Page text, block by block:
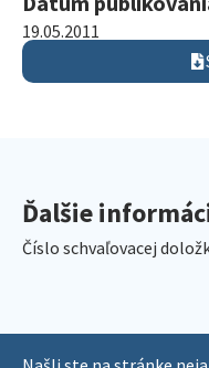
19.05.2011
Ďalšie
Číslo schvaľovacej